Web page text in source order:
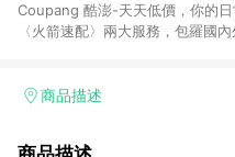
Coupang 酷澎-天天低價，你的日
〈火箭速配〉兩大服務，包羅國
加入WOW會員告別湊免運，火箭
商品描述